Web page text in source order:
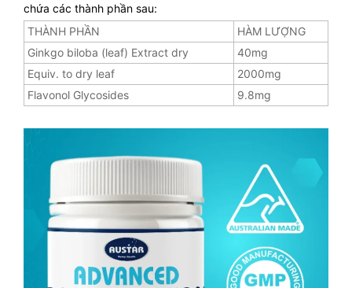
chứa các thành phần sau:
THÀNH PHẦN
HÀM LƯỢNG
Ginkgo biloba (leaf) Extract dry
40mg
Equiv. to dry leaf
2000mg
Flavonol Glycosides
9.8mg